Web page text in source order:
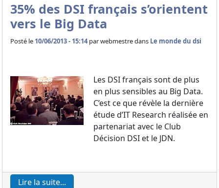
35% des DSI français s’orientent
vers le Big Data
Posté le 10/06/2013 - 15:14 parwebmestre dans Le monde du dsi
Les DSI français sont de plus
en plus sensibles au Big Data.
C’est ce que révèle la dernière
étude d’IT Research réalisée en
partenariat avec le Club
Décision DSI et le JDN.
Lire la suite...